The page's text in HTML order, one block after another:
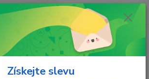
ks
za 0,00 Kč
Získejte slevu